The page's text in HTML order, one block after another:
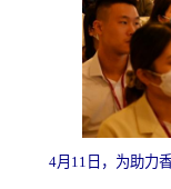
4月11日，为助力香